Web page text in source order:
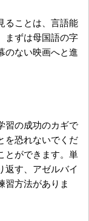
ることは、言語能
まずは母国語の字
のない映画へと進
習の成功のカギで
を恐れないでくだ
とができます。単
返す、アゼルバイ
習方法がありま